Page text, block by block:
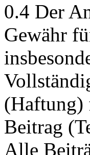
0.4 Der
Gewähr
(Haftung)
Beitrag
Alle